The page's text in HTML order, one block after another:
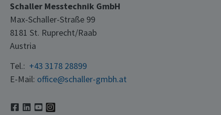
Schaller Messtechnik GmbH
Max-Schaller-Straße 99
8181 St. Ruprecht/Raab
Austria
Tel.: +43 3178 28899
E-Mail: office@schaller-gmbh.at